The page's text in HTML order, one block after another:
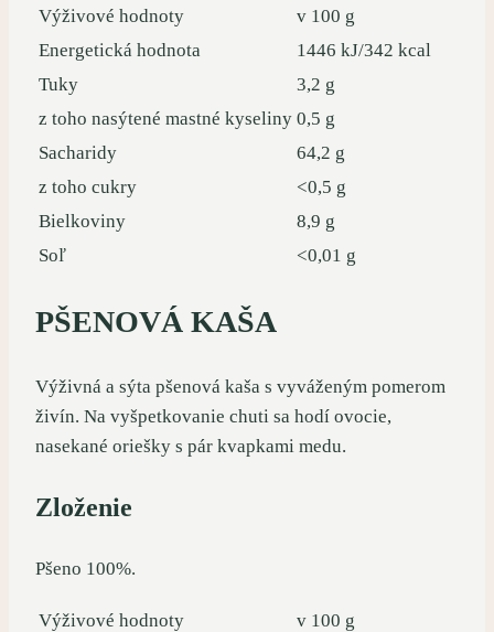
Výživové hodnoty
v 100 g
Energetická hodnota
1446 kJ/342 kcal
Tuky
3,2 g
z toho nasýtené mastné kyseliny 0,5 g
Sacharidy
64,2 g
z toho cukry
<0,5 g
Bielkoviny
8,9 g
Soľ
<0,01 g
PŠENOVÁ KAŠA
Výživná a sýta pšenová kaša s vyváženým pomerom
živín. Na vyšpetkovanie chuti sa hodí ovocie,
nasekané oriešky s pár kvapkami medu.
Zloženie
Pšeno 100%.
Výživové hodnoty
v 100 g